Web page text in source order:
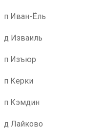
п Иван-Ёль
д Изваиль
п Изъюр
п Керки
п Кэмдин
д Лайково